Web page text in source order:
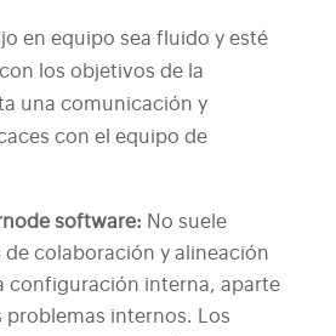
en equipo sea fluido y esté
los objetivos de la
una comunicación y
con el equipo de
de software: No suele
de colaboración y alineación
configuración interna, aparte
problemas internos. Los